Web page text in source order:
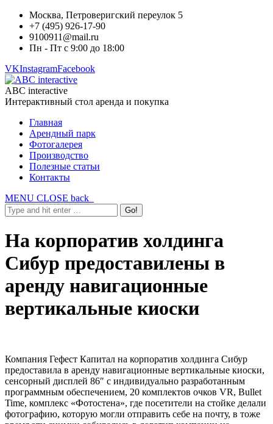
Москва, Петроверигский переулок 5
+7 (495) 926-17-90
9100911@mail.ru
Пн - Пт с 9:00 до 18:00
VKInstagramFacebook
ABC interactive
Интерактивный стол аренда и покупка
Главная
Арендный парк
Фотогалерея
Производство
Полезные статьи
Контакты
MENU CLOSE back
На корпоратив холдинга
Сибур предоставилены в
аренду навигационные
вертикальные киоски
Компания Гефест Капитал на корпоратив холдинга Сибур
предоставила в аренду навигационные вертикальные киоски,
сенсорный дисплей 86″ с индивидуально разработанным
программным обеспечением, 20 комплектов очков VR, Bullet
Time, комплекс «Фотостена», где посетители на стойке делали
фотографию, которую могли отправить себе на почту, в тоже